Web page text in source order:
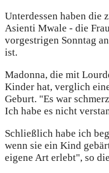
Unterdessen haben die
Asienti Mwale - die
vorgestrigen Sonntag
ist.
Madonna, die mit
Kinder hat, verglich
Geburt. "Es war
Ich habe es nicht
Schließlich habe ich
wenn sie ein Kind
eigene Art erlebt", so